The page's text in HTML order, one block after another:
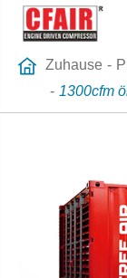
Zuhause
1300cfm